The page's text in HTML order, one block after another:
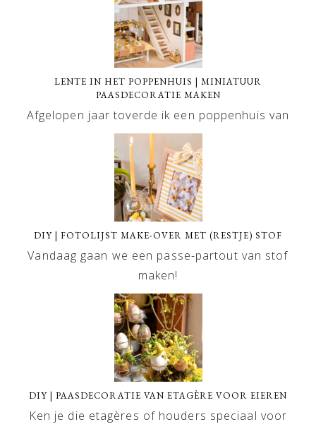
LENTE IN HET POPPENHUIS | MINIATUUR
PAASDECORATIE MAKEN
Afgelopen jaar toverde ik een poppenhuis van
DIY | FOTOLIJST MAKE-OVER MET (RESTJE) STOF
Vandaag gaan we een passe-partout van stof
maken!
DIY | PAASDECORATIE VAN ETAGÈRE VOOR EIEREN
Ken je die etagères of houders speciaal voor